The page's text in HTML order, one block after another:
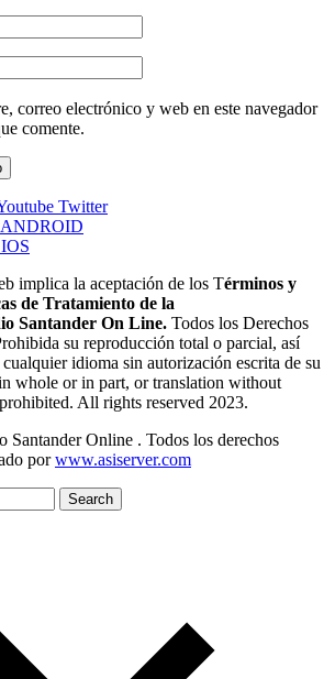
correo electrónico y web en este navegador
comente.
Twitter
implica la aceptación de los Términos y
de Tratamiento de la
Santander On Line. Todos los Derechos
su reproducción total o parcial, así
idioma sin autorización escrita de su
whole or in part, or translation without
All rights reserved 2023.
Santander Online . Todos los derechos
porwww.asiserver.com
Search